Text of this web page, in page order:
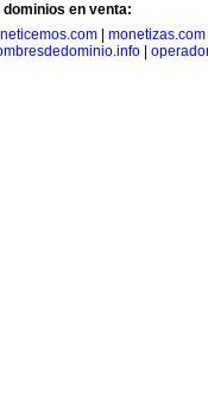
dominios en venta:
monetizas.com
|